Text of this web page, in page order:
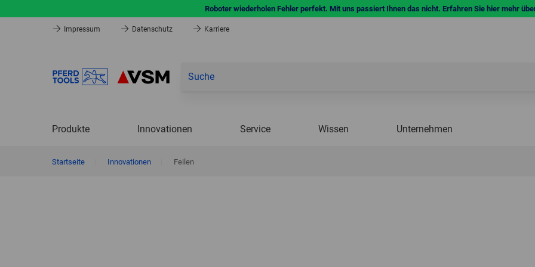
Roboter wiederholen Fehler perfekt. Mit uns passiert Ihnen das nicht. Erfahren Sie hier mehr
Impressum Datenschutz Karriere
Produkte Innovationen Service Wissen Unternehmen
Startseite Innovationen Feilen